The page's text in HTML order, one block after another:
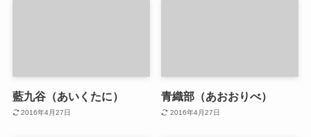
藍九谷（あいくたに）
2016年4月27日
青織部（あおおりべ）
2016年4月27日